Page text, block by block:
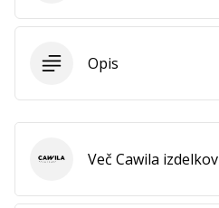
Opis
CawilaVeč Cawila izdelkov